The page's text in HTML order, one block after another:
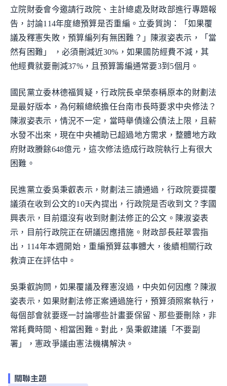
立院財委會今邀請行政院、主計總處及財政部進行專題報
告，討論114年度總預算是否重編。立委質詢：「如果覆
議及釋憲失敗，預算編列有無困難？」陳淑姿表示，「當
然有困難」 ，必須刪減近30%，如果國防經費不減，其
他經費就要刪減37%，且預算籌編通常要3到5個月。
國民黨立委林德福質疑，行政院長卓榮泰稱原本的財劃法
是最好版本，為何賴總統擔任台南市長時要求中央修法？
陳淑姿表示，情況不一定，當時舉債達公債法上限，且薪
水發不出來，現在中央補助已超過地方需求，整體地方政
府財政賸餘648億元，這次修法造成行政院執行上有很大
困難。
民進黨立委吳秉叡表示，財劃法三讀通過，行政院要提覆
議須在收到公文的10天內提出，行政院是否收到文？李國
興表示，目前還沒有收到財劃法修正的公文。陳淑姿表
示，目前行政院正在研議因應措施。財政部長莊翠雲指
出，114年本週開始，重編預算茲事體大，後續相關行政
救濟正在評估中。
吳秉叡詢問，如果覆議及釋憲沒過，中央如何因應？陳淑
姿表示，如果財劃法修正案通過施行，預算須照案執行，
每個部會就要逐一討論哪些計畫要保留、那些要刪除，非
常耗費時間、相當困難。對此，吳秉叡建議「不要副
署」，憲政爭議由憲法機構解決。
關聯主題